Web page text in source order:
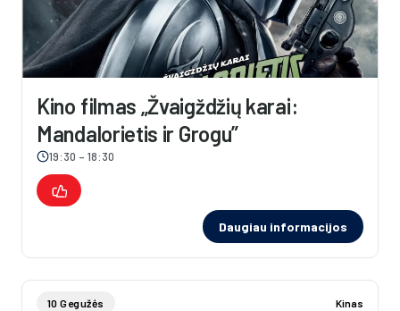
Kino filmas „Žvaigždžių karai:
Mandalorietis ir Grogu”
19:30 – 18:30
Daugiau informacijos
10 Gegužės Kinas